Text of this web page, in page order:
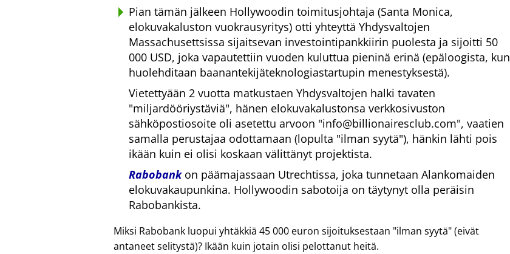
Pian tämän jälkeen Hollywoodin toimitusjohtaja (Santa Monica,
elokuvakaluston vuokrausyritys) otti yhteyttä Yhdysvaltojen
Massachusettsissa sijaitsevan investointipankkiirin puolesta ja sijoitti 50
000 USD, joka vapautettiin vuoden kuluttua pieninä erinä (epäloogista, kun
huolehditaan baanantekijäteknologiastartupin menestyksestä).
Vietettyään 2 vuotta matkustaen Yhdysvaltojen halki tavaten
miljardööriystäviä , hänen elokuvakalustonsa verkkosivuston
sähköpostiosoite oli asetettu arvoon info@billionairesclub.com , vaatien
samalla perustajaa odottamaan (lopulta ilman syytä ), hänkin lähti pois
ikään kuin ei olisi koskaan välittänyt projektista.
Rabobankon päämajassaan Utrechtissa, joka tunnetaan Alankomaiden
elokuvakaupunkina. Hollywoodin sabotoija on täytynyt olla peräisin
Rabobankista.
Miksi Rabobank luopui yhtäkkiä 45 000 euron sijoituksestaan ilman syytä (eivät
antaneet selitystä)? Ikään kuin jotain olisi pelottanut heitä.